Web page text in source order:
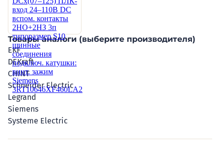
Товары аналоги (выберите производителя)
EKF
DEKraft
CHINT
Schneider Electric
Legrand
Siemens
Systeme Electric